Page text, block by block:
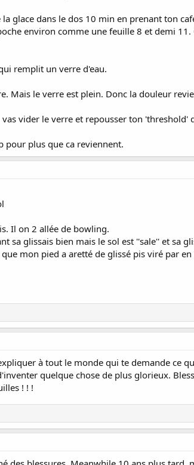
glace dans le dos 10 min en prenant ton
environ comme une feuille 8 et demi
remplit un verre d'eau.
Mais le verre est plein. Donc la douleur
vider le verre et repousser ton 'threshold'
pour plus que ca reviennent.
Il on 2 allée de bowling.
sa glissais bien mais le sol est ''sale'' et sa
mon pied a aretté de glissé pis viré par
à tout le monde qui te demande ce
quelque chose de plus glorieux.
! ! !